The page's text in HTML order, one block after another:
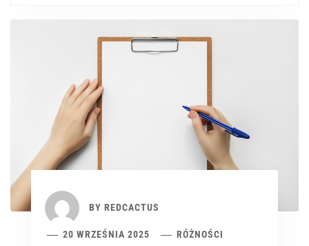
BY REDCACTUS
20 WRZEŚNIA 2025 RÓŻNOŚCI